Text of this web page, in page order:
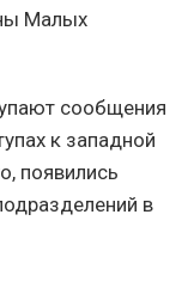
Малых
сообщения
к западной
появились
в